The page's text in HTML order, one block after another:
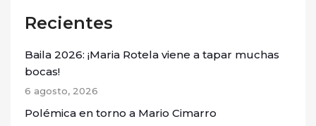
Recientes
Baila 2026: ¡Maria Rotela viene a tapar muchas
bocas!
6 agosto, 2026
Polémica en torno a Mario Cimarro